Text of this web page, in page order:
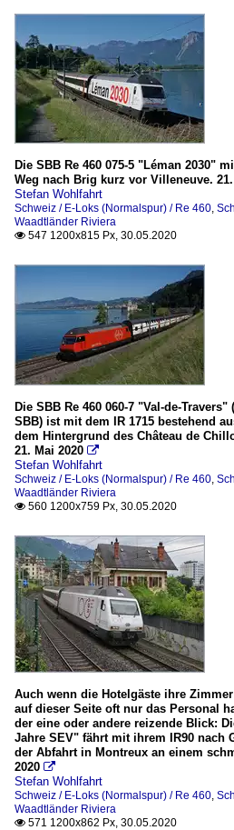
Die SBB Re 460 075-5 "Léman 2030"
Weg nach Brig kurz vor Villeneuve. 21.
Stefan Wohlfahrt
Schweiz / E-Loks (Normalspur) / Re 460
Waadtländer Riviera
 547 1200x815 Px, 30.05.2020
Die SBB Re 460 060-7 "Val-de-Travers"
SBB) ist mit dem IR 1715 bestehend
dem Hintergrund des Château de
21. Mai 2020 
Stefan Wohlfahrt
Schweiz / E-Loks (Normalspur) / Re 460
Waadtländer Riviera
 560 1200x759 Px, 30.05.2020
Auch wenn die Hotelgäste ihre
auf dieser Seite oft nur das Personal
der eine oder andere reizende Blick:
Jahre SEV" fährt mit ihrem IR90 nach
der Abfahrt in Montreux an einem
2020 
Stefan Wohlfahrt
Schweiz / E-Loks (Normalspur) / Re 460
Waadtländer Riviera
 571 1200x862 Px, 30.05.2020